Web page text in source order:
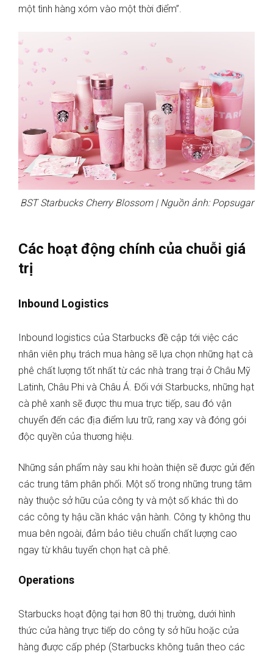
một tình hàng xóm vào một thời điểm”.
BST Starbucks Cherry Blossom | Nguồn ảnh: Popsugar
Các hoạt động chính của chuỗi giá
trị
Inbound Logistics
Inbound logistics của Starbucks đề cập tới việc các
nhân viên phụ trách mua hàng sẽ lựa chọn những hạt cà
phê chất lượng tốt nhất từ ​​các nhà trang trại ở Châu Mỹ
Latinh, Châu Phi và Châu Á. Đối với Starbucks, những hạt
cà phê xanh sẽ được thu mua trực tiếp, sau đó vận
chuyển đến các địa điểm lưu trữ, rang xay và đóng gói
độc quyền của thương hiệu.
Những sản phẩm này sau khi hoàn thiện sẽ được gửi đến
các trung tâm phân phối. Một số trong những trung tâm
này thuộc sở hữu của công ty và một số khác thì do
các công ty hậu cần khác vận hành. Công ty không thu
mua bên ngoài, đảm bảo tiêu chuẩn chất lượng cao
ngay từ khâu tuyển chọn hạt cà phê.
Operations
Starbucks hoạt động tại hơn 80 thị trường, dưới hình
thức cửa hàng trực tiếp do công ty sở hữu hoặc cửa
hàng được cấp phép (Starbucks không tuân theo các